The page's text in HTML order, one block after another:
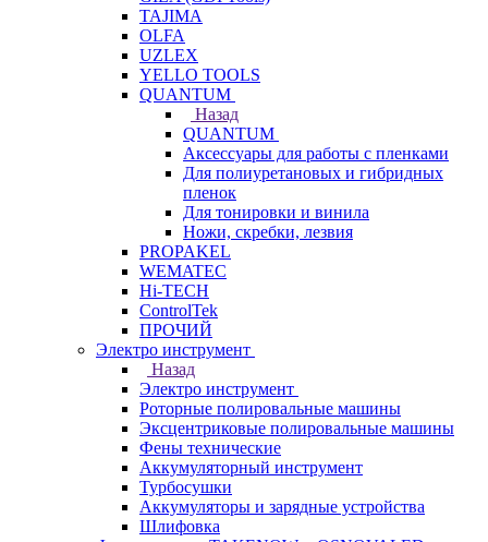
TAJIMA
OLFA
UZLEX
YELLO TOOLS
QUANTUM
Назад
QUANTUM
Аксессуары для работы с пленками
Для полиуретановых и гибридных
пленок
Для тонировки и винила
Ножи, скребки, лезвия
PROPAKEL
WEMATEC
Hi-TECH
ControlTek
ПРОЧИЙ
Электро инструмент
Назад
Электро инструмент
Роторные полировальные машины
Эксцентриковые полировальные машины
Фены технические
Аккумуляторный инструмент
Турбосушки
Аккумуляторы и зарядные устройства
Шлифовка